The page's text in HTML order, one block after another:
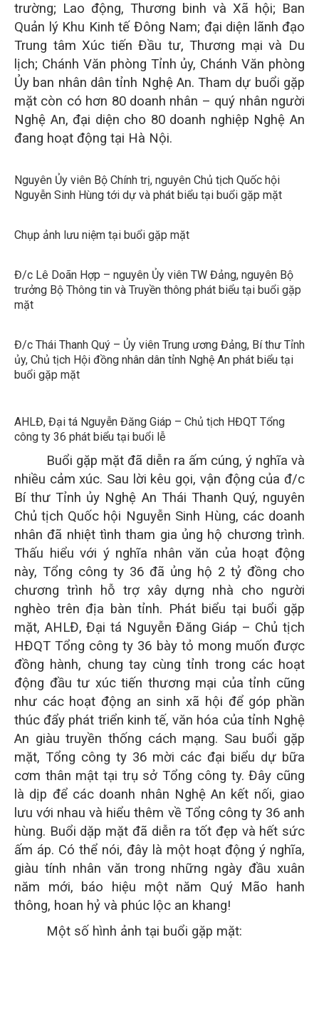
trường; Lao động, Thương binh và Xã hội; Ban
Quản lý Khu Kinh tế Đông Nam; đại diện lãnh đạo
Trung tâm Xúc tiến Đầu tư, Thương mại và Du
lịch; Chánh Văn phòng Tỉnh ủy, Chánh Văn phòng
Ủy ban nhân dân tỉnh Nghệ An. Tham dự buổi gặp
mặt còn có hơn 80 doanh nhân – quý nhân người
Nghệ An, đại diện cho 80 doanh nghiệp Nghệ An
đang hoạt động tại Hà Nội.
Nguyên Ủy viên Bộ Chính trị, nguyên Chủ tịch Quốc hội
Nguyễn Sinh Hùng tới dự và phát biểu tại buổi gặp mặt
Chụp ảnh lưu niệm tại buổi gặp mặt
Đ/c Lê Doãn Hợp – nguyên Ủy viên TW Đảng, nguyên Bộ
trưởng Bộ Thông tin và Truyền thông phát biểu tại buổi gặp
mặt
Đ/c Thái Thanh Quý – Ủy viên Trung ương Đảng, Bí thư Tỉnh
ủy, Chủ tịch Hội đồng nhân dân tỉnh Nghệ An phát biểu tại
buổi gặp mặt
AHLĐ, Đại tá Nguyễn Đăng Giáp – Chủ tịch HĐQT Tổng
công ty 36 phát biểu tại buổi lễ
Buổi gặp mặt đã diễn ra ấm cúng, ý nghĩa và
nhiều cảm xúc. Sau lời kêu gọi, vận động của đ/c
Bí thư Tỉnh ủy Nghệ An Thái Thanh Quý, nguyên
Chủ tịch Quốc hội Nguyễn Sinh Hùng, các doanh
nhân đã nhiệt tình tham gia ủng hộ chương trình.
Thấu hiểu với ý nghĩa nhân văn của hoạt động
này, Tổng công ty 36 đã ủng hộ 2 tỷ đồng cho
chương trình hỗ trợ xây dựng nhà cho người
nghèo trên địa bàn tỉnh. Phát biểu tại buổi gặp
mặt, AHLĐ, Đại tá Nguyễn Đăng Giáp – Chủ tịch
HĐQT Tổng công ty 36 bày tỏ mong muốn được
đồng hành, chung tay cùng tỉnh trong các hoạt
động đầu tư xúc tiến thương mại của tỉnh cũng
như các hoạt động an sinh xã hội để góp phần
thúc đẩy phát triển kinh tế, văn hóa của tỉnh Nghệ
An giàu truyền thống cách mạng. Sau buổi gặp
mặt, Tổng công ty 36 mời các đại biểu dự bữa
cơm thân mật tại trụ sở Tổng công ty. Đây cũng
là dịp để các doanh nhân Nghệ An kết nối, giao
lưu với nhau và hiểu thêm về Tổng công ty 36 anh
hùng. Buổi dặp mặt đã diễn ra tốt đẹp và hết sức
ấm áp. Có thể nói, đây là một hoạt động ý nghĩa,
giàu tính nhân văn trong những ngày đầu xuân
năm mới, báo hiệu một năm Quý Mão hanh
thông, hoan hỷ và phúc lộc an khang!
Một số hình ảnh tại buổi gặp mặt: